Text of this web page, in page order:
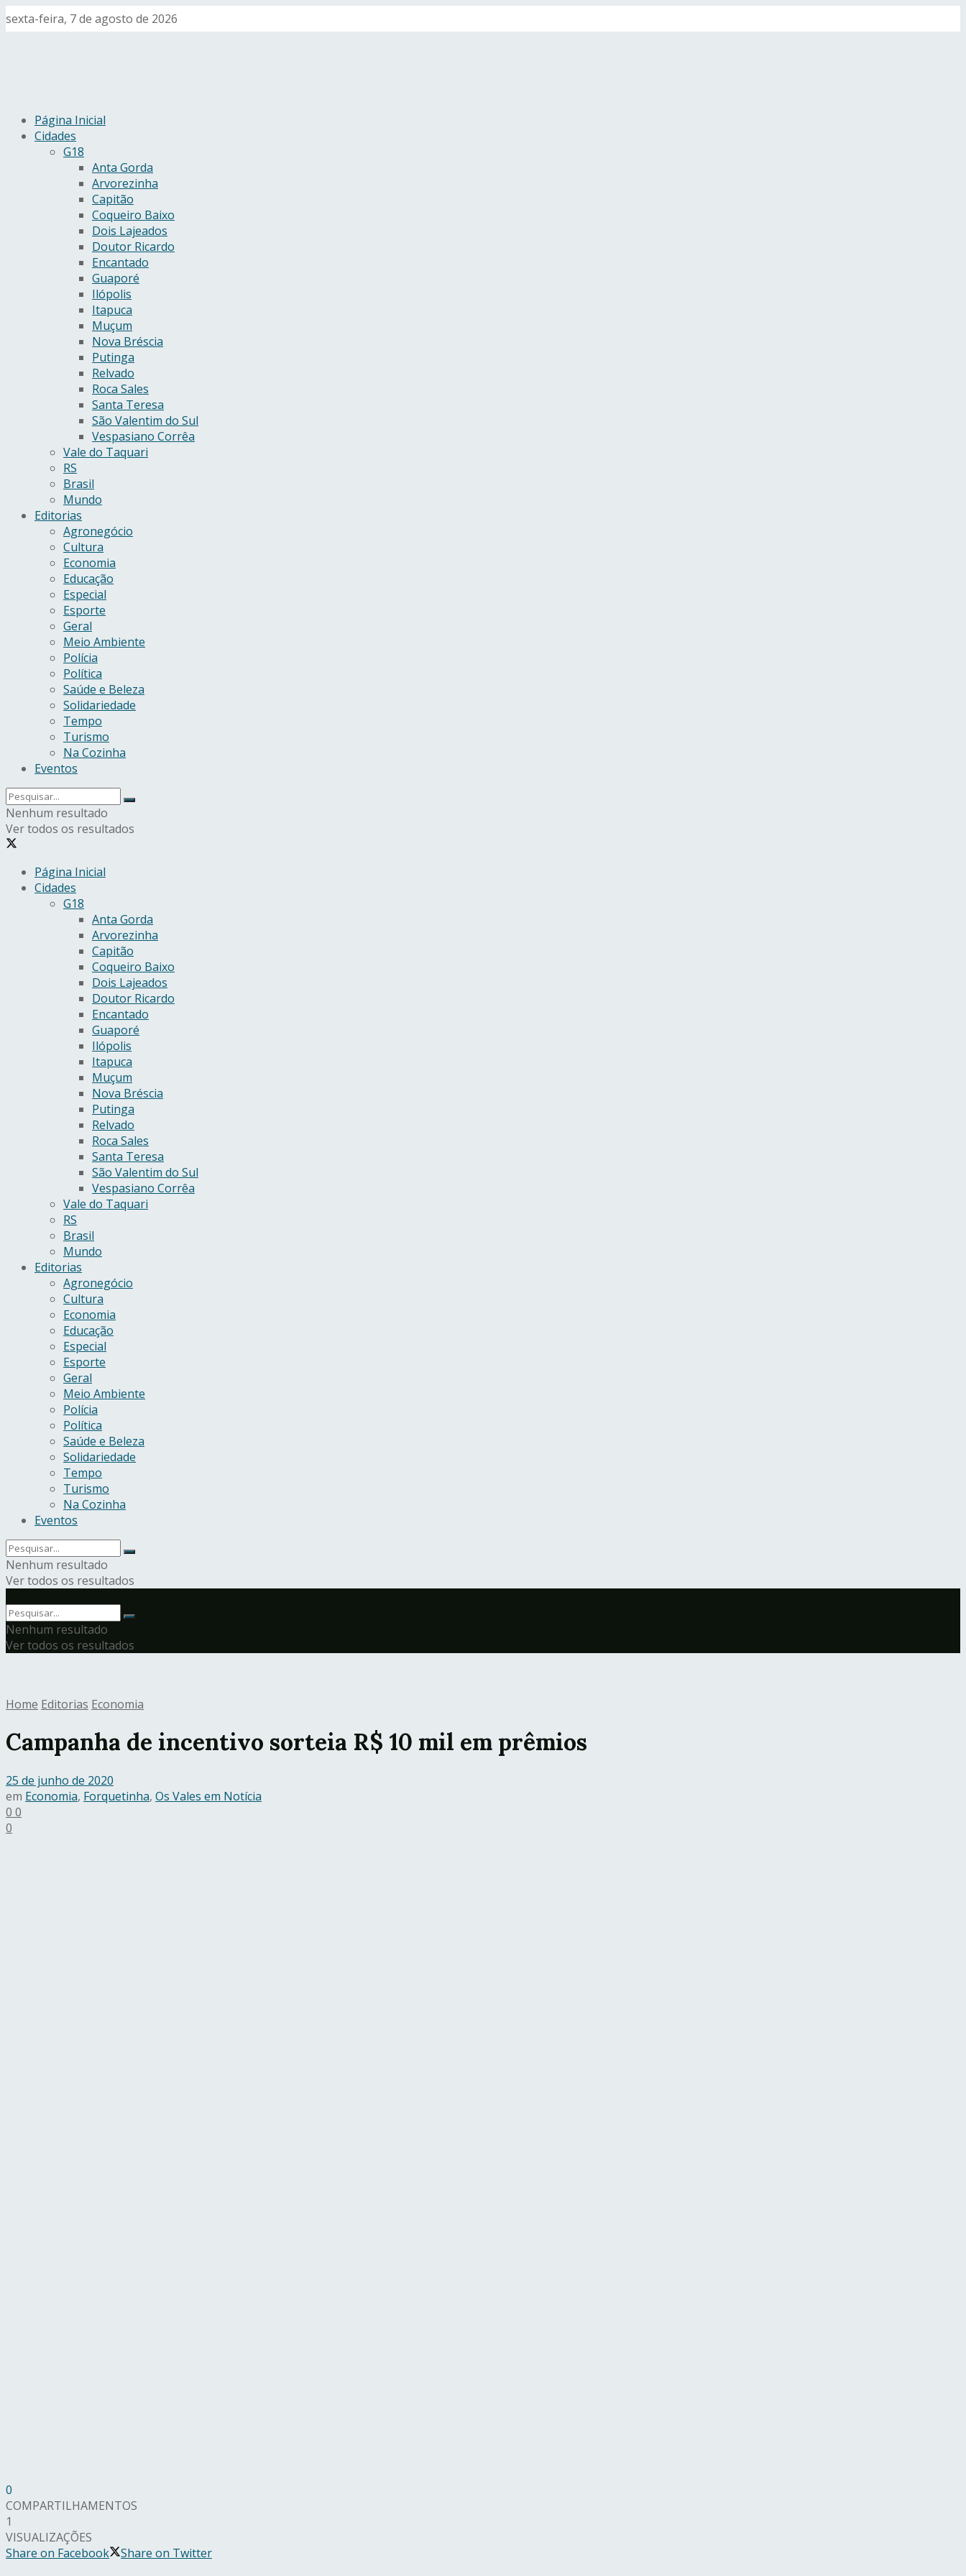
sexta-feira, 7 de agosto de 2026
Página Inicial
Cidades
G18
Anta Gorda
Arvorezinha
Capitão
Coqueiro Baixo
Dois Lajeados
Doutor Ricardo
Encantado
Guaporé
Ilópolis
Itapuca
Muçum
Nova Bréscia
Putinga
Relvado
Roca Sales
Santa Teresa
São Valentim do Sul
Vespasiano Corrêa
Vale do Taquari
RS
Brasil
Mundo
Editorias
Agronegócio
Cultura
Economia
Educação
Especial
Esporte
Geral
Meio Ambiente
Polícia
Política
Saúde e Beleza
Solidariedade
Tempo
Turismo
Na Cozinha
Eventos
Nenhum resultado
Ver todos os resultados
Página Inicial
Cidades
G18
Anta Gorda
Arvorezinha
Capitão
Coqueiro Baixo
Dois Lajeados
Doutor Ricardo
Encantado
Guaporé
Ilópolis
Itapuca
Muçum
Nova Bréscia
Putinga
Relvado
Roca Sales
Santa Teresa
São Valentim do Sul
Vespasiano Corrêa
Vale do Taquari
RS
Brasil
Mundo
Editorias
Agronegócio
Cultura
Economia
Educação
Especial
Esporte
Geral
Meio Ambiente
Polícia
Política
Saúde e Beleza
Solidariedade
Tempo
Turismo
Na Cozinha
Eventos
Nenhum resultado
Ver todos os resultados
Nenhum resultado
Ver todos os resultados
Home Editorias Economia
Campanha de incentivo sorteia R$ 10 mil em prêmios
25 de junho de 2020
em Economia, Forquetinha, Os Vales em Notícia
0 0
0
0
COMPARTILHAMENTOS
1
VISUALIZAÇÕES
Share on Facebook
Share on Twitter